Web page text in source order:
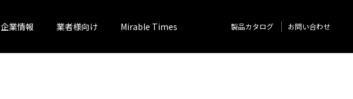
企業情報 業者様向け Mirable Times 製品カタログ お問い合わせ